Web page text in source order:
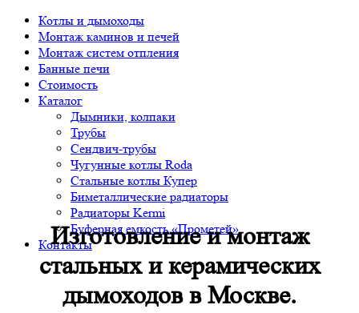
Котлы и дымоходы
Монтаж каминов и печей
Монтаж систем отпления
Банные печи
Стоимость
Каталог
Дымники, колпаки
Трубы
Сендвич-трубы
Чугунные котлы Roda
Стальные котлы Купер
Биметаллические радиаторы
Радиаторы Kermi
Буферная емкость «Прометей»
Контакты
Изготовление и монтаж
стальных и керамических
дымоходов в Москве.